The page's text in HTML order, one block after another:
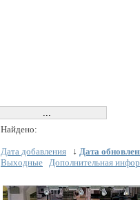
Найдено:
Дата добавления ↓ Дата
Выходные
Дополнительная